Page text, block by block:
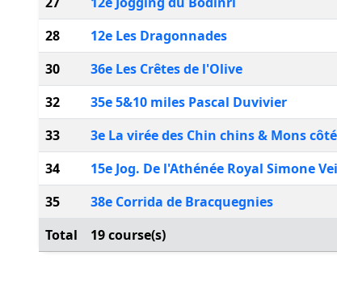
28
12e Les Dragonnades
30
36e Les Crêtes de l'Olive
32 35e 5&10 miles Pascal Duvivier
33
3e La virée des Chin chins & Mons
34 15e Jog. De l'Athénée Royal Simone
35 38e Corrida de Bracquegnies
Total
19 course(s)